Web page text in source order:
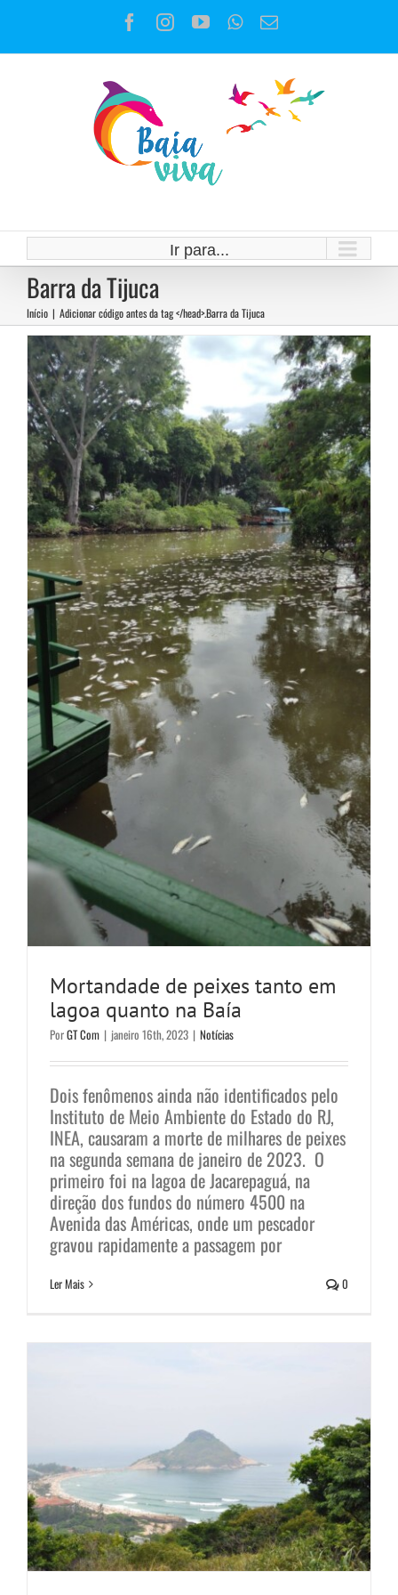
o
Facebook
Instagram
YouTubeWhatsApp
E-
Ir para...
Barra da Tijuca
Início | Adicionar código antes da tag </head>.Barra da Tijuca
Mortandade de peixes tanto em
lagoa quanto na Baía
Mortandade de peixes tanto em
lagoa quanto na Baía
PorGT Com | janeiro 16th, 2023 | Notícias
Dois fenômenos ainda não identificados pelo
Instituto de Meio Ambiente do Estado do RJ,
INEA, causaram a morte de milhares de peixes
na segunda semana de janeiro de 2023. O
primeiro foi na lagoa de Jacarepaguá, na
direção dos fundos do número 4500 na
Avenida das Américas, onde um pescador
gravou rapidamente a passagem por
Ler Mais 0
Você já ouviu falar do Morro do
Rangel?